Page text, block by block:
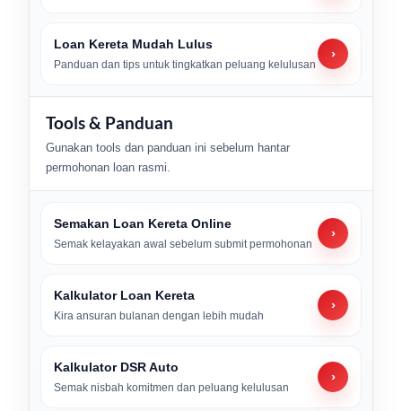
Loan Kereta Mudah Lulus
Panduan dan tips untuk tingkatkan peluang kelulusan
›
Tools & Panduan
Gunakan tools dan panduan ini sebelum hantar
permohonan loan rasmi.
Semakan Loan Kereta Online
Semak kelayakan awal sebelum submit permohonan
›
Kalkulator Loan Kereta
Kira ansuran bulanan dengan lebih mudah
›
Kalkulator DSR Auto
Semak nisbah komitmen dan peluang kelulusan
›